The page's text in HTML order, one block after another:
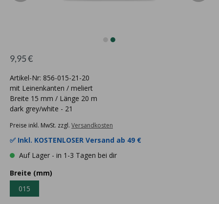
9,95 €
Artikel-Nr: 856-015-21-20
mit Leinenkanten / meliert
Breite 15 mm / Länge 20 m
dark grey/white - 21
Preise inkl. MwSt. zzgl. Versandkosten
✅ Inkl. KOSTENLOSER Versand ab 49 €
Auf Lager - in 1-3 Tagen bei dir
Breite (mm)
015